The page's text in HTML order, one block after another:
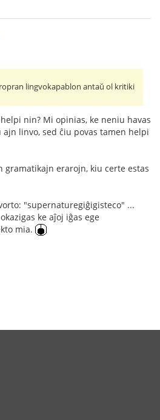
lingvokapablon antaŭ ol kritiki
nin? Mi opinias, ke neniu havas
linvo, sed ĉiu povas tamen helpi
gramatikajn erarojn, kiu certe estas
"supernaturegiĝigisteco" ...
ke aĵoj iĝas ege
mia.